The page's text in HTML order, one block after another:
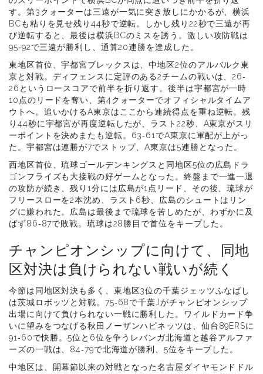
す。第3クォーターは三遠が一気に突き放しにかかるが、横浜
BCも粘りを見せ残り44秒で逆転。しかし残り22秒で三遠が再
び逆転すると、最後は横浜BCのミスを誘う。激しい攻防戦は
95‐92で三遠が勝利し、通算20連勝を達成した。
東地区首位、宇都宮ブレックスは、中地区2位のアルバルク東
京と対戦。ディフェンスに定評のある2チームの戦いは、26‐
26というロースコアで前半を折り返す。後半は宇都宮が一時
10点のリードを奪い、第4クォーターでオフィシャルタイムア
ウトへ。追いかけるA東京はここから連続得点を重ね逆転。残
り44秒に宇都宮が再度逆転したが、ラスト22秒、A東京がスリ
ーポイントを決めまたも逆転。63‐61でA東京に軍配が上がっ
た。宇都宮は連勝が7でストップ、A東京は5連勝となった。
西地区首位、琉球ゴールデンキングスと同地区5位の広島ドラ
ゴンフライズも大接戦の好ゲームとなった。終盤まで一進一退
の攻防が続き、残り1分には広島が1点リード、その後、琉球が
フリースローを2本沈め、ラスト6秒、広島のシュートはリン
グに嫌われた。広島は最後まで琉球を苦しめたが、わずかに及
ばず86‐87で敗戦。琉球は28勝目で首位をキープした。
チャンピオンシップに向けて、同地
区対決は負けられない戦いが続く
今節は同地区対決も多く、東地区3位の千葉ジェッツふなばし
は茨城ロボッツと対戦。75‐68で千葉Jがチャンピオンシップ
出場に向けて負けられない一戦に勝利した。ワイルドカード争
いに望みをつなげる秋田ノーザンハピネッツは、仙台89ERSに
91‐60で快勝。5位と6位を争うレバンガ北海道と越谷アルファ
ーズの一戦は、84‐79で北海道が勝利、5位をキープした。
中地区は、開幕節以来の対戦となった名古屋ダイヤモンドドル